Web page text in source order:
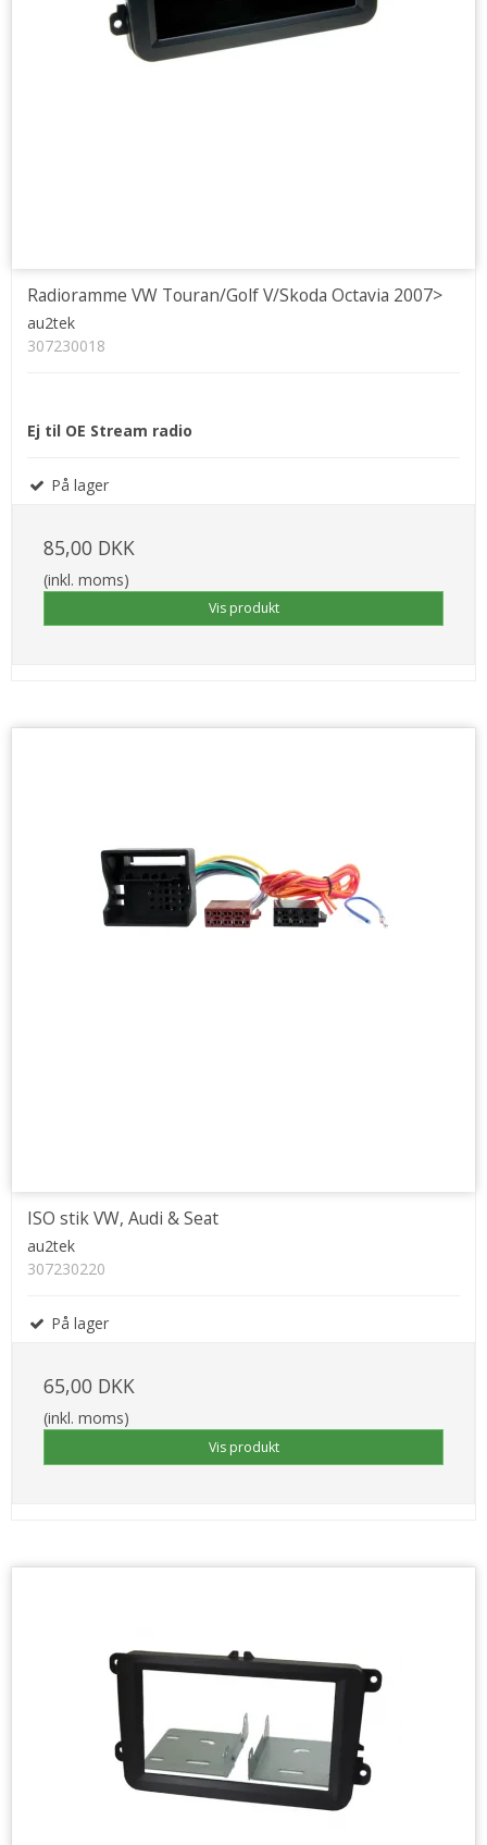
Radioramme VW Touran/Golf V/Skoda Octavia 2007>
au2tek
307230018
Ej til OE Stream radio
På lager
85,00 DKK
(inkl. moms)
Vis produkt
ISO stik VW, Audi & Seat
au2tek
307230220
På lager
65,00 DKK
(inkl. moms)
Vis produkt